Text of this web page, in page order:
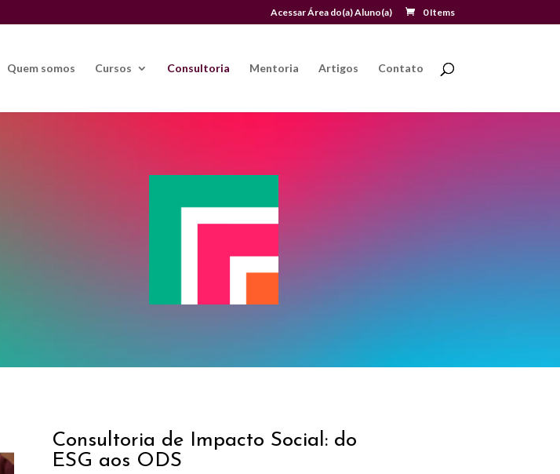
Acessar Área do(a) Aluno(a) 0 Items
Quem somos Cursos Consultoria Mentoria Artigos Contato
Consultoria de Impacto Social: do
ESG aos ODS